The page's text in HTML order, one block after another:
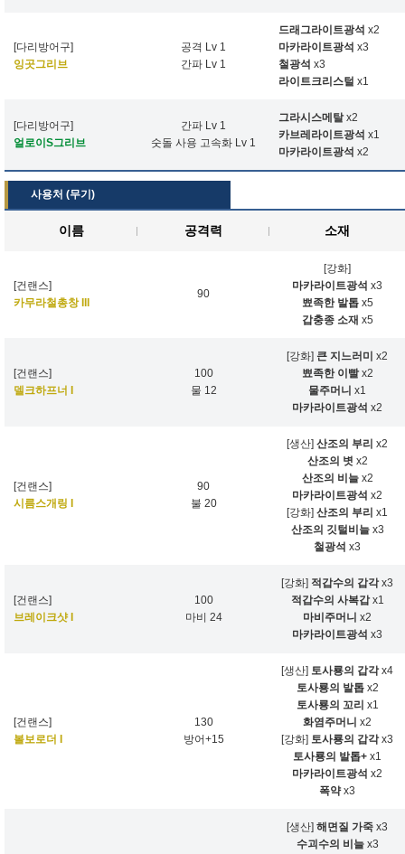
[다리방어구]
잉곳그리브
공격 Lv 1
간파 Lv 1
드래그라이트광석 x2
마카라이트광석 x3
철광석 x3
라이트크리스털 x1
[다리방어구]
얼로이S그리브
간파 Lv 1
숫돌 사용 고속화 Lv 1
그라시스메탈x2
카브레라이트광석 x1
마카라이트광석 x2
사용처 (무기)
이름 공격력 소재
[건랜스]
카무라철총창 III
90
[강화]
마카라이트광석 x3
뾰족한 발톱x5
갑충종 소재 x5
[건랜스]
델크하프너 I
100
물 12
[강화] 큰 지느러미 x2
뾰족한 이빨x2
물주머니 x1
마카라이트광석 x2
[건랜스]
시름스개링 I
90
불 20
[생산] 산조의 부리 x2
산조의 볏 x2
산조의 비늘x2
마카라이트광석 x2
[강화] 산조의 부리 x1
산조의 깃털비늘x3
철광석 x3
[건랜스]
브레이크샷 I
100
마비 24
[강화] 적갑수의 갑각x3
적갑수의 사복갑x1
마비주머니 x2
마카라이트광석 x3
[건랜스]
볼보로더 I
130
방어+15
[생산] 토사룡의 갑각x4
토사룡의 발톱x2
토사룡의 꼬리 x1
화염주머니 x2
[강화] 토사룡의 갑각x3
토사룡의 발톱+ x1
마카라이트광석 x2
폭약x3
[생산] 해면질 가죽 x3
수괴수의 비늘x3